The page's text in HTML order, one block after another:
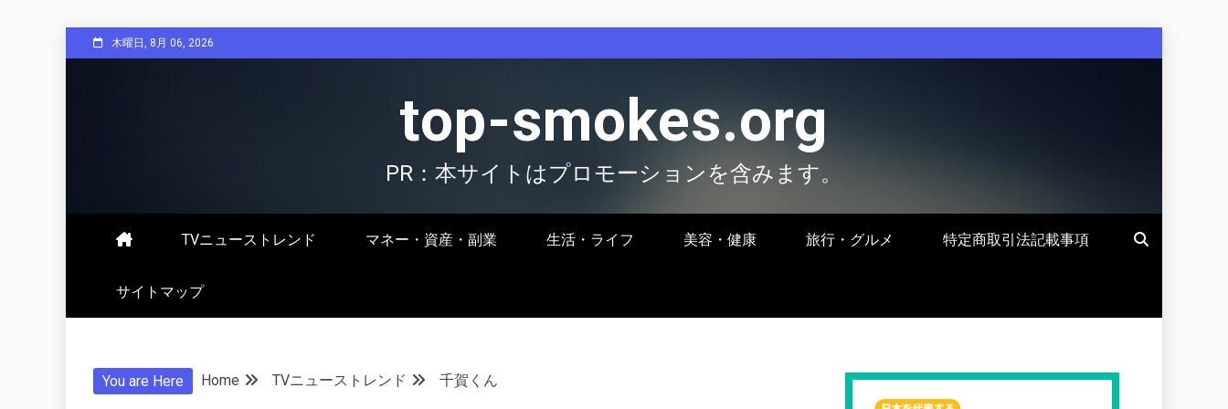
to
木曜日, 8月 06, 2026
top-smokes.org
PR：本サイトはプロモーションを含みます。
TVニューストレンド マネー・資産・副業 生活・ライフ 美容・健康 旅行・グルメ 特定商取引法記載事項
サイトマップ
You are Here Home TVニューストレンド 千賀くん